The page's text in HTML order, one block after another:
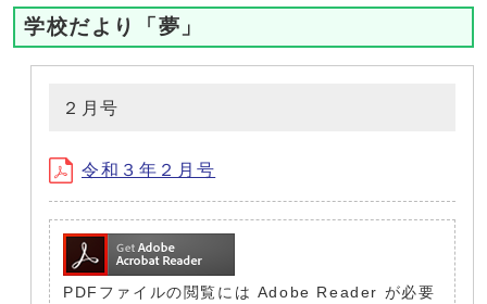
学校だより「夢」
２月号
令和３年２月号
PDFファイルの閲覧には Adobe Reader が必要